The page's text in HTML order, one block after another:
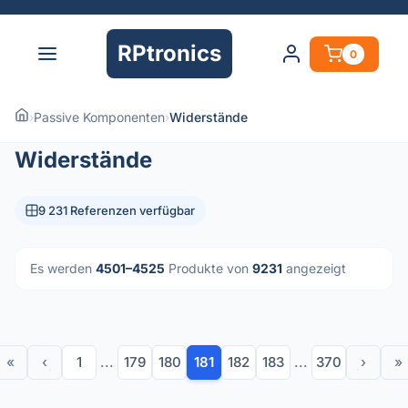
RPtronics 0
›Passive Komponenten›Widerstände
Widerstände
9 231 Referenzen verfügbar
Es werden 4501–4525 Produkte von 9231 angezeigt
« ‹ 1 ... 179 180 181 182 183 ... 370 › »